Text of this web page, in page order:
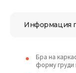
Информация
Бра на
форму груди